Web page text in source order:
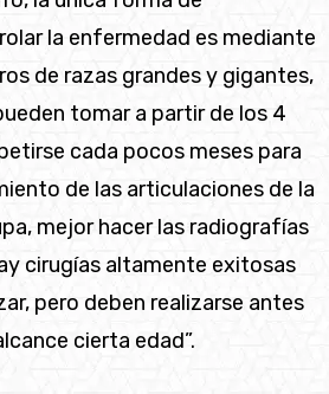
la enfermedad es mediante
de razas grandes y gigantes,
tomar a partir de los 4
cada pocos meses para
de las articulaciones de la
mejor hacer las radiografías
cirugías altamente exitosas
pero deben realizarse antes
cierta edad”.